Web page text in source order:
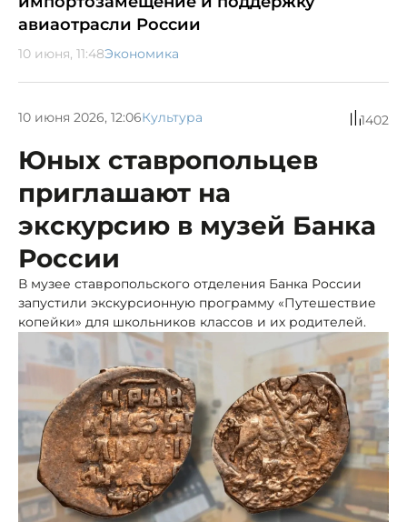
авиаотрасли России
10 июня, 11:48Экономика
10 июня 2026, 12:06Культура 1402
Юных ставропольцев
приглашают на
экскурсию в музей Банка
России
В музее ставропольского отделения Банка России
запустили экскурсионную программу «Путешествие
копейки» для школьников классов и их родителей.